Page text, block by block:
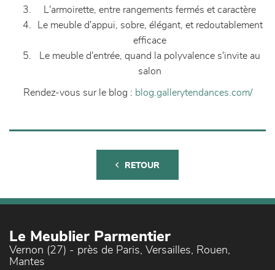
L'armoirette, entre rangements fermés et caractère
Le meuble d'appui, sobre, élégant, et redoutablement
efficace
Le meuble d'entrée, quand la polyvalence s'invite au
salon
Rendez-vous sur le blog : blog.gallerytendances.com/
RETOUR
Le Meublier Parmentier
Vernon (27) - près de Paris, Versailles, Rouen,
Mantes